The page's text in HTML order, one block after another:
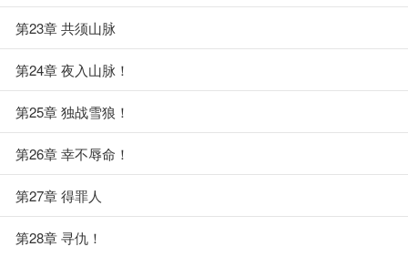
第23章 共须山脉
第24章 夜入山脉！
第25章 独战雪狼！
第26章 幸不辱命！
第27章 得罪人
第28章 寻仇！